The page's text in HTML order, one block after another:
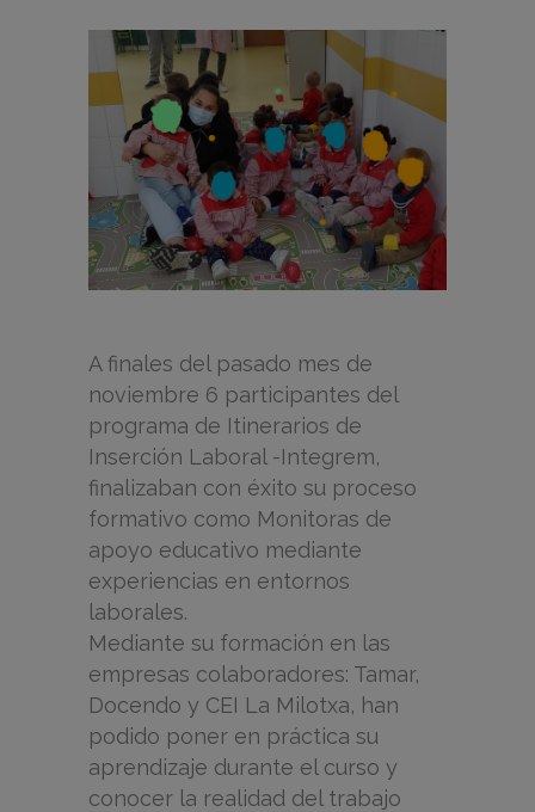
A finales del pasado mes de
noviembre 6 participantes del
programa de Itinerarios de
Inserción Laboral -Integrem,
finalizaban con éxito su proceso
formativo como Monitoras de
apoyo educativo mediante
experiencias en entornos
laborales.
Mediante su formación en las
empresas colaboradores: Tamar,
Docendo y CEI La Milotxa, han
podido poner en práctica su
aprendizaje durante el curso y
conocer la realidad del trabajo